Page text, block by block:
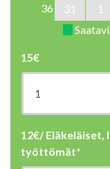
36
31 1
15€
12€/ Eläkeläiset,
työttömät*